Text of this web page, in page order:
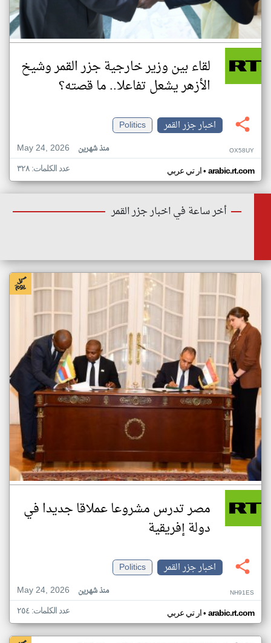
لقاء بين وزير خارجية جزر القمر وشيخ
الأزهر يشعل تفاعلا.. ما قصته؟
اخبار جزر القمر
Politics
May 24, 2026
منذ شهرين OX58UY
ار تي عربي• arabic.rt.com عدد الكلمات: ٣٢٨
أخر ساعة في اخبار جزر القمر
مصر تدرس مشروعا عملاقا جديدا في
دولة إفريقية
اخبار جزر القمر
Politics
May 24, 2026
منذ شهرين NH91ES
ار تي عربي• arabic.rt.com عدد الكلمات: ٢٥٤